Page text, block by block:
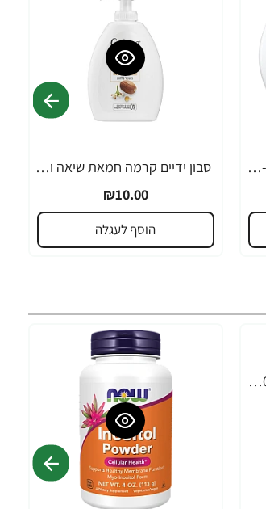
חמאת שיאה אורגנית 85 גרם - מבית NOW FOODS
סבון ידיים קרמה חמאת שיאה וקוקוי 300 מ"ל - מבית Crema
₪10.00
הוסף לעגלה
MACA מאקה טרי 750 מ"ג - 30 כמוסות מבית NOW FOODS